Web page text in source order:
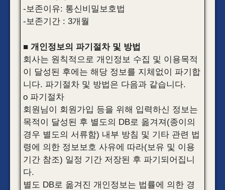
-보존이유: 통신비밀보호법
-보존기간 : 3개월
■ 개인정보의 파기절차 및 방법
회사는 원칙적으로 개인정보 수집 및 이용목적
이 달성된 후에는 해당 정보를 지체없이 파기합
니다. 파기절차 및 방법은 다음과 같습니다.
o 파기절차
회원님이 회원가입 등을 위해 입력하신 정보는
목적이 달성된 후 별도의 DB로 옮겨져(종이의
경우 별도의 서류함) 내부 방침 및 기타 관련 법
령에 의한 정보보호 사유에 따라(보유 및 이용
기간 참조) 일정 기간 저장된 후 파기되어집니
다.
별도 DB로 옮겨진 개인정보는 법률에 의한 경